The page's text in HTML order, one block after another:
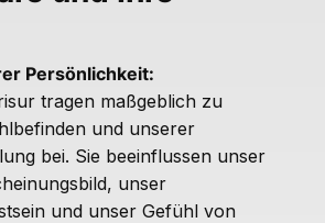
Persönlichkeit:
tragen maßgeblich zu
und unserer
bei. Sie beeinflussen unser
unser
und unser Gefühl von